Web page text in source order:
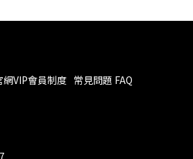
網VIP會員制度 常見問題 FAQ